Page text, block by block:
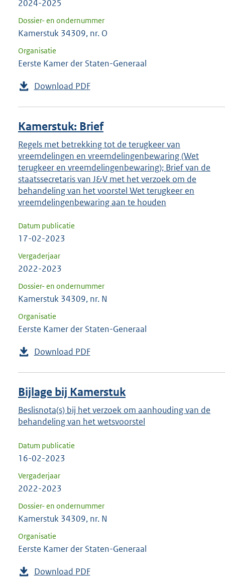
2024-2025
Dossier- en ondernummer
Kamerstuk 34309, nr. O
Organisatie
Eerste Kamer der Staten-Generaal
Download PDF
Kamerstuk: Brief
Regels met betrekking tot de terugkeer van
vreemdelingen en vreemdelingenbewaring (Wet
terugkeer en vreemdelingenbewaring); Brief van de
staatssecretaris van J&V met het verzoek om de
behandeling van het voorstel Wet terugkeer en
vreemdelingenbewaring aan te houden
Datum publicatie
17-02-2023
Vergaderjaar
2022-2023
Dossier- en ondernummer
Kamerstuk 34309, nr. N
Organisatie
Eerste Kamer der Staten-Generaal
Download PDF
Bijlage bij Kamerstuk
Beslisnota(s) bij het verzoek om aanhouding van de
behandeling van het wetsvoorstel
Datum publicatie
16-02-2023
Vergaderjaar
2022-2023
Dossier- en ondernummer
Kamerstuk 34309, nr. N
Organisatie
Eerste Kamer der Staten-Generaal
Download PDF